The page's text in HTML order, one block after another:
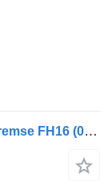
Главен вентил за сопирање Knorr-Bremse FH16 (01.93-) K019820 за камион влекач Volvo FH12, FH16, NH12, FH, VNL780 (1993-2014)